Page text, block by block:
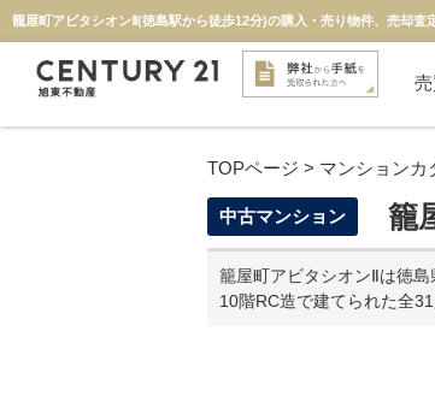
籠屋町アビタシオンⅡ(徳島駅から徒歩12分)の購入・売り物件、売却
TOPページ > マンションカ
中古マンション 籠
籠屋町アビタシオンⅡは徳
10階RC造で建てられた全